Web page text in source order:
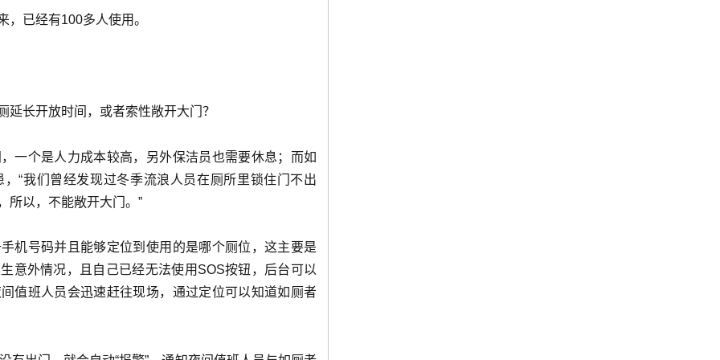
，已经有100多人使用。
长开放时间，或者索性敞开大门？
一个是人力成本较高，另外保洁员也需要休息；而如
“我们曾经发现过冬季流浪人员在厕所里锁住门不出
所以，不能敞开大门。”
机号码并且能够定位到使用的是哪个厕位，这主要是
意外情况，且自己已经无法使用SOS按钮，后台可以
值班人员会迅速赶往现场，通过定位可以知道如厕者